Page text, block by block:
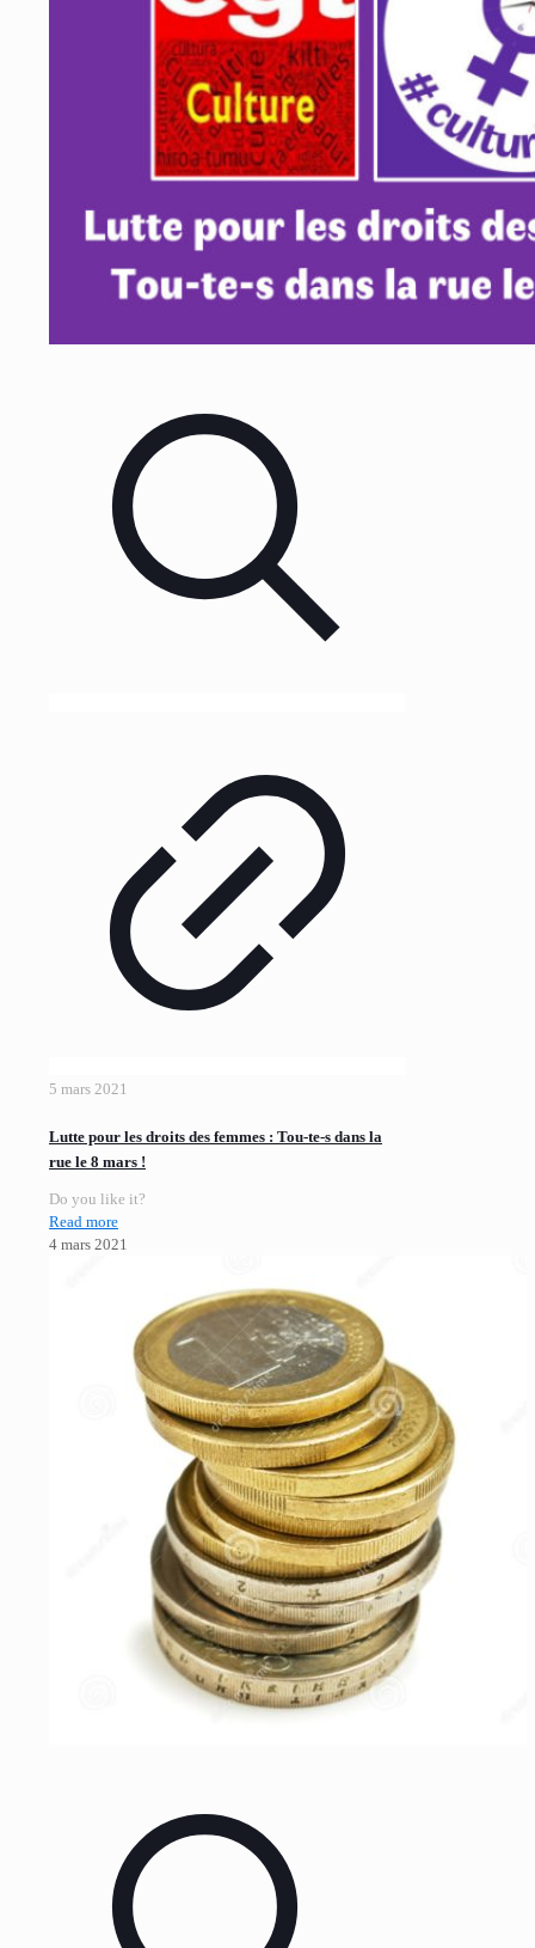
5 mars 2021
Lutte pour les droits des femmes : Tou-te-s dans la
rue le 8 mars !
Do you like it?
Read more
4 mars 2021